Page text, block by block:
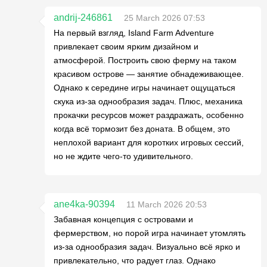
andrij-246861
25 March 2026 07:53
На первый взгляд, Island Farm Adventure
привлекает своим ярким дизайном и
атмосферой. Построить свою ферму на таком
красивом острове — занятие обнадеживающее.
Однако к середине игры начинает ощущаться
скука из-за однообразия задач. Плюс, механика
прокачки ресурсов может раздражать, особенно
когда всё тормозит без доната. В общем, это
неплохой вариант для коротких игровых сессий,
но не ждите чего-то удивительного.
ane4ka-90394
11 March 2026 20:53
Забавная концепция с островами и
фермерством, но порой игра начинает утомлять
из-за однообразия задач. Визуально всё ярко и
привлекательно, что радует глаз. Однако